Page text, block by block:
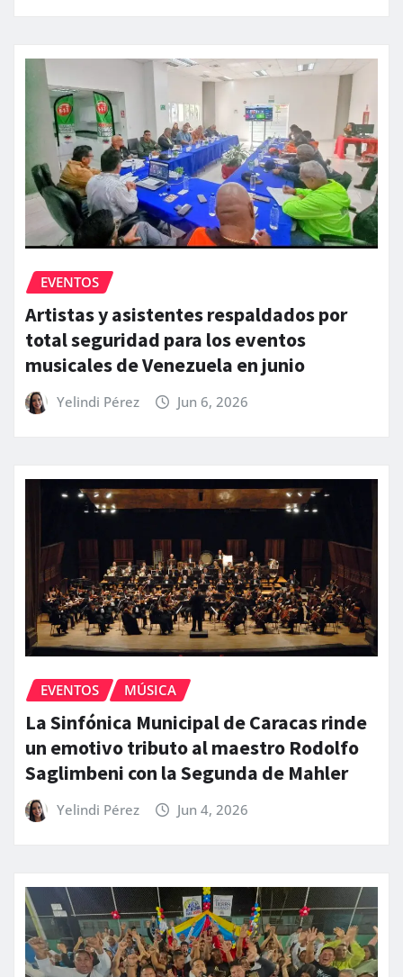
EVENTOS
Artistas y asistentes respaldados por
total seguridad para los eventos
musicales de Venezuela en junio
Yelindi Pérez Jun 6, 2026
EVENTOS MÚSICA
La Sinfónica Municipal de Caracas rinde
un emotivo tributo al maestro Rodolfo
Saglimbeni con la Segunda de Mahler
Yelindi Pérez Jun 4, 2026